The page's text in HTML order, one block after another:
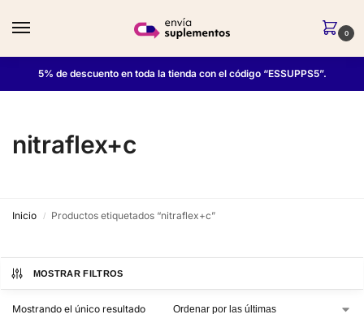
0
5% de descuento en toda la tienda con el código “ESSUPPS5”.
nitraflex+c
Inicio / Productos etiquetados “nitraflex+c”
MOSTRAR FILTROS
Mostrando el único resultado